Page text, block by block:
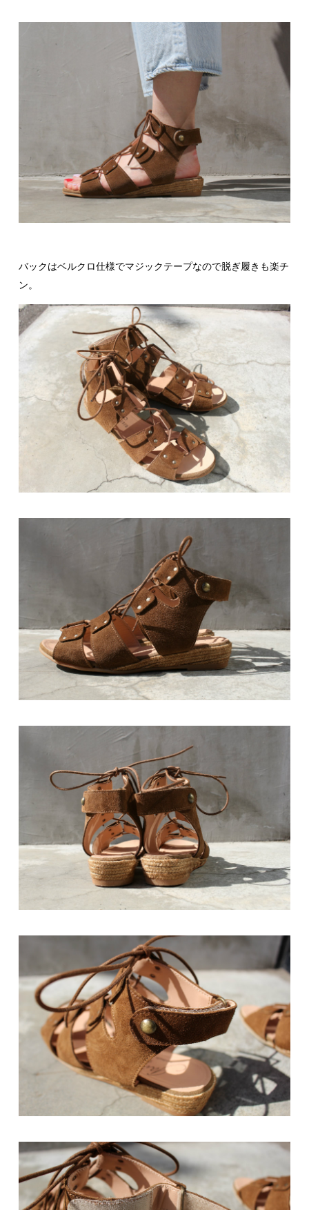
バックはベルクロ仕様でマジックテープなので脱ぎ履きも楽チ
ン。